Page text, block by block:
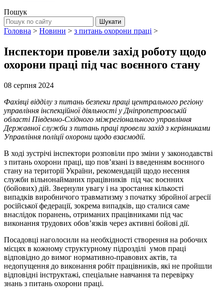
Пошук
Головна > Новини > з питань охорони праці >
Інспектори провели захід роботу щодо
охорони праці під час воєнного стану
08 серпня 2024
Фахівці відділу з питань безпеки праці центрального регіону
управління інспекційної діяльності у Дніпропетровській
області Південно-Східного міжрегіонального управління
Державної служби з питань праці провели захід з керівниками
Управління поліції охорони щодо взаємодії.
В ході зустрічі інспектори розповіли про зміни у законодавстві
з питань охорони праці, що пов’язані із введенням воєнного
стану на території України, рекомендацій щодо несення
служби вільнонайманих працівників під час воєнних
(бойових) дій. Звернули увагу і на зростання кількості
випадків виробничого травматизму з початку збройної агресії
російської федерації, зокрема випадків, що сталися саме
внаслідок поранень, отриманих працівниками під час
виконання трудових обов’язків через активні бойові дії.
Посадовці наголосили на необхідності створення на робочих
місцях в кожному структурному підрозділі умов праці
відповідно до вимог нормативно-правових актів, та
недопущення до виконання робіт працівників, які не пройшли
відповідні інструктажі, спеціальне навчання та перевірку
знань з питань охорони праці.